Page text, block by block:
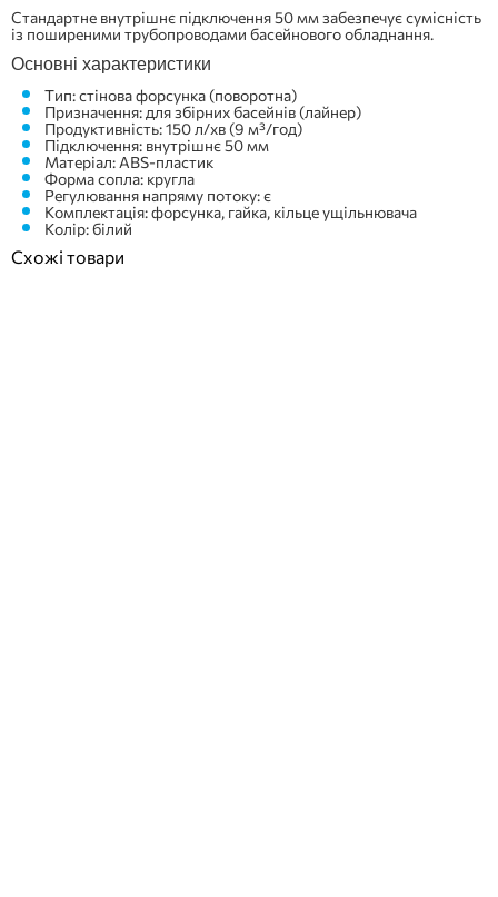
Стандартне внутрішнє підключення 50 мм забезпечує сумісність
із поширеними трубопроводами басейнового обладнання.
Основні характеристики
Тип: стінова форсунка (поворотна)
Призначення: для збірних басейнів (лайнер)
Продуктивність: 150 л/хв (9 м³/год)
Підключення: внутрішнє 50 мм
Матеріал: ABS-пластик
Форма сопла: кругла
Регулювання напряму потоку: є
Комплектація: форсунка, гайка, кільце ущільнювача
Колір: білий
Схожі товари